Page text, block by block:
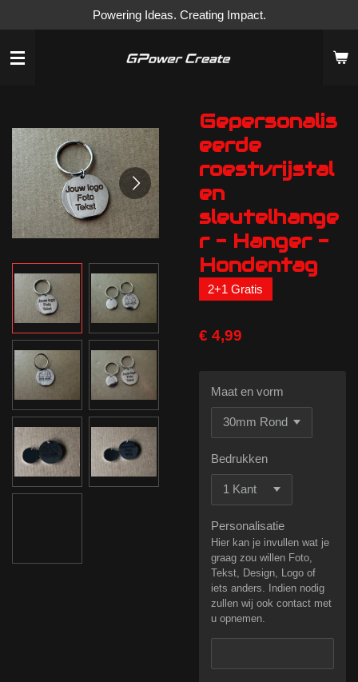
direct
naar
de
Powering Ideas. Creating Impact.
Gepersonalis
eerde
roestvrijstal
en
sleutelhange
r - Hanger -
Hondentag
2+1 Gratis
€ 4,99
Maat en vorm
Bedrukken
Personalisatie
Hier kan je invullen wat je
graag zou willen Foto,
Tekst, Design, Logo of
iets anders. Indien nodig
zullen wij ook contact met
u opnemen.